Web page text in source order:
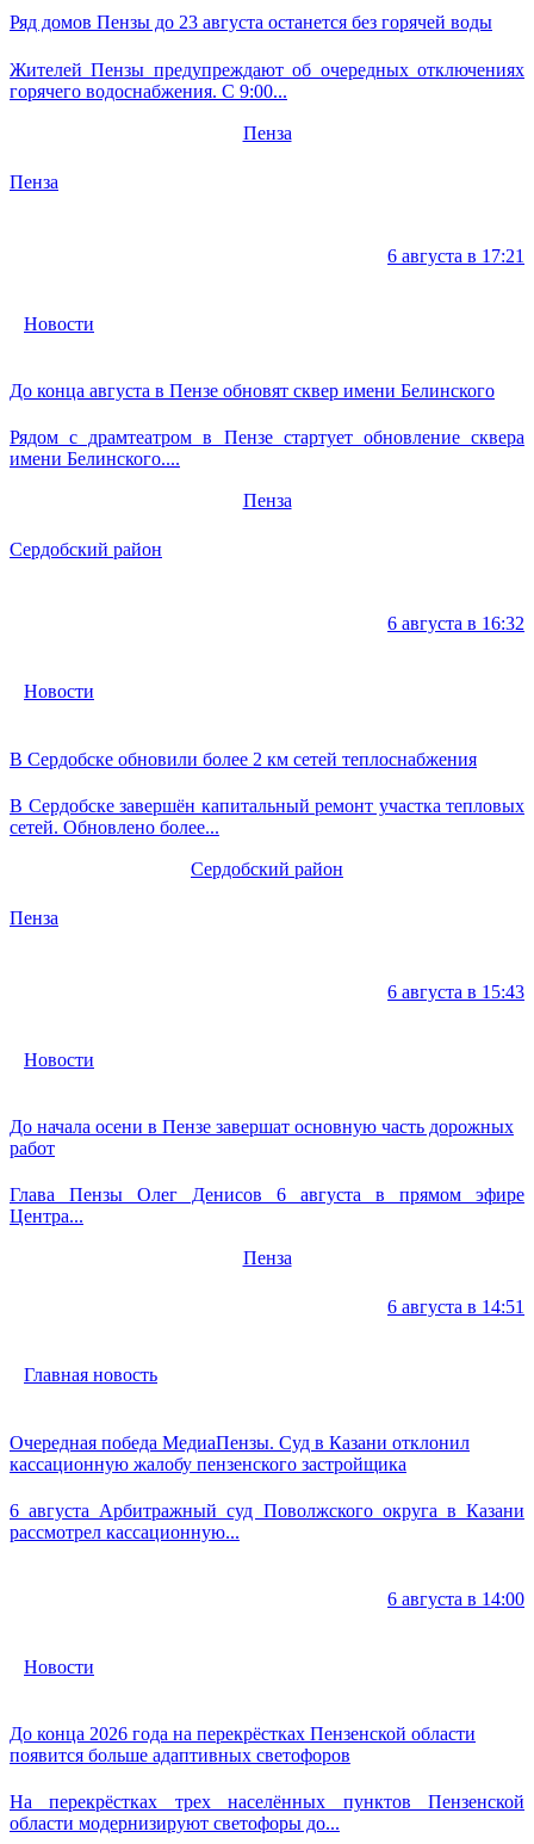
Ряд домов Пензы до 23 августа останется без горячей воды
Жителей Пензы предупреждают об очередных отключениях
горячего водоснабжения. С 9:00...
Пенза
Пенза
6 августа в 17:21
Новости
До конца августа в Пензе обновят сквер имени Белинского
Рядом с драмтеатром в Пензе стартует обновление сквера
имени Белинского....
Пенза
Сердобский район
6 августа в 16:32
Новости
В Сердобске обновили более 2 км сетей теплоснабжения
В Сердобске завершён капитальный ремонт участка тепловых
сетей. Обновлено более...
Сердобский район
Пенза
6 августа в 15:43
Новости
До начала осени в Пензе завершат основную часть дорожных
работ
Глава Пензы Олег Денисов 6 августа в прямом эфире
Центра...
Пенза
6 августа в 14:51
Главная новость
Очередная победа МедиаПензы. Суд в Казани отклонил
кассационную жалобу пензенского застройщика
6 августа Арбитражный суд Поволжского округа в Казани
рассмотрел кассационную...
6 августа в 14:00
Новости
До конца 2026 года на перекрёстках Пензенской области
появится больше адаптивных светофоров
На перекрёстках трех населённых пунктов Пензенской
области модернизируют светофоры до...